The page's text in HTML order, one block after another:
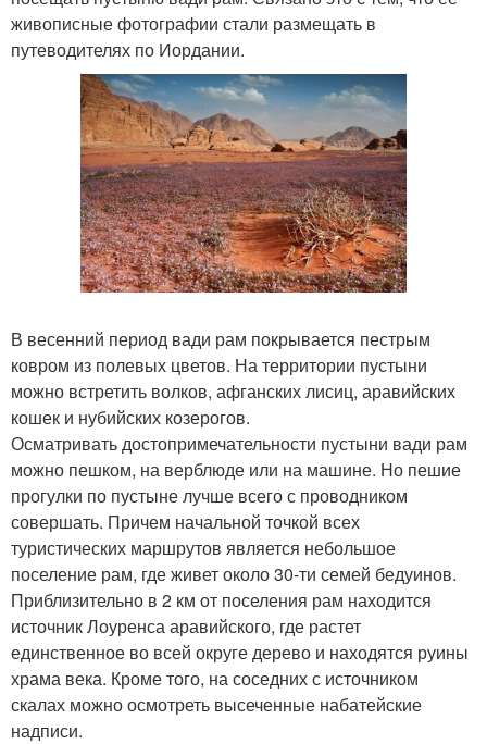
живописные фотографии стали размещать в
путеводителях по Иордании.
В весенний период вади рам покрывается пестрым
ковром из полевых цветов. На территории пустыни
можно встретить волков, афганских лисиц, аравийских
кошек и нубийских козерогов.
Осматривать достопримечательности пустыни вади рам
можно пешком, на верблюде или на машине. Но пешие
прогулки по пустыне лучше всего с проводником
совершать. Причем начальной точкой всех
туристических маршрутов является небольшое
поселение рам, где живет около 30-ти семей бедуинов.
Приблизительно в 2 км от поселения рам находится
источник Лоуренса аравийского, где растет
единственное во всей округе дерево и находятся руины
храма века. Кроме того, на соседних с источником
скалах можно осмотреть высеченные набатейские
надписи.